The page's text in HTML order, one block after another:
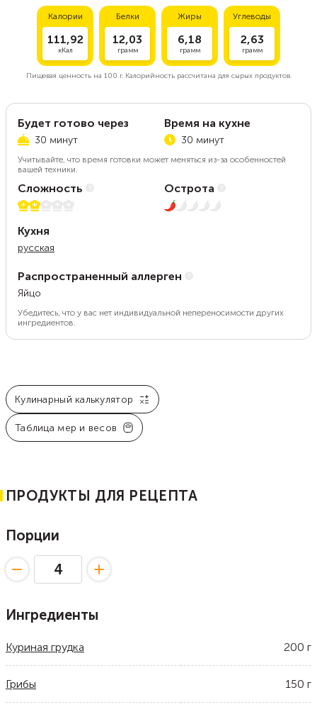
Калории
111,92
кКал
Белки
12,03
грамм
Жиры
6,18
грамм
Углеводы
2,63
грамм
Пищевая ценность на 100 г.Калорийность рассчитана для сырых продуктов.
Будет готово через
30 минут
Время на кухне
30 минут
Учитывайте, что время готовки может меняться из-за особенностей
вашей техники.
Сложность
2 из 5
Острота
1 из 5
Кухня
русская
Распространенный аллерген
Яйцо
Убедитесь, что у вас нет индивидуальной непереносимости других
ингредиентов.
Кулинарный калькулятор
Таблица мер и весов
ПРОДУКТЫ ДЛЯ РЕЦЕПТА
Порции
Ингредиенты
Куриная грудка 200 г
Грибы 150 г